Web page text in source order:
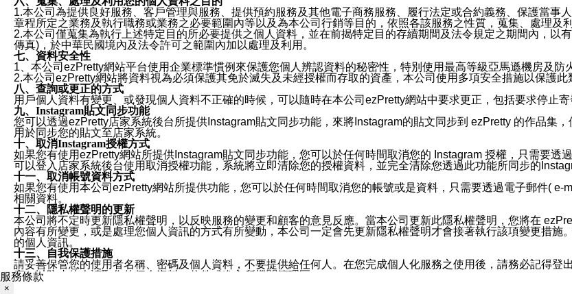
1.本公司為提供良好服務、客戶管理與服務、提供預約服務及其他電子商務服務、履行法定或合約義務、保護當事
章程所定之業務及執行職務或業務之必要範圍內等以及為本公司行銷等目的，依照各該服務之性質，蒐集、處理及
2.本公司僅蒐集為執行上述特定目的所必要提供之個人資料，並在前揭特定目的存續期間及法令規定之期間內，以
傳真)，於中華民國境內及法令許可之範圍內加以處理及利用。
七、資料安全性
1、本公司ezPretty網站平台使用企業標準慣例來保護您個人辨認資料的秘密性，特別使用最高等級亞馬遜機房及防
2.本公司ezPretty網站將資料視為必須保護其免於滅失及未經授權而存取的資產，本公司使用多項安全措施以保護此
八、查詢或更正的方式
用戶個人資料有變更、或發現個人資料不正確的時候，可以隨時在本公司ezPretty網站中要求更正，包括要求停止寄
九、Instagram貼文同步功能
您可以透過ezPretty店家系統後台所提供Instagram貼文同步功能，來將Instagram的貼文同步到 ezPretty 的作品集
用於同步您的貼文至店家系統。
十、取消Instagram授權方式
如果您有使用ezPretty網站所提供Instagram貼文同步功能，您可以於任何時間取消您的 Instagram 授權，只需要
可以登入店家系統後台使用取消授權功能，系統將立即清除您的授權資料，並完全清除您透過此功能所同步的
十一、取消帳號資料方式
如果您有使用本公司ezPretty網站所提供功能，您可以於任何時間取消您的帳號或是資料，只需要透過電子郵件( e-
相關資料。
十二、隱私權聲明的更新
本公司將不定時更新隱私權聲明，以反映服務的變更和顧客的意見反應。當本公司更新此隱私權聲明，您將在
內容有所變更，或是處理您個人資訊的方式有所變動，本公司一定會先更新隱私權聲明才會接著執行該項變更措
的個人資訊。
十三、自我保護措施
請妥善保管您的使用者名稱、密碼及個人資料，不要提供給任何人。在您完成個人化服務之使用後，請務必記得
窗，以防止他人讀取您的個人資料、信件或進入所機關管理區。
服務條款
×